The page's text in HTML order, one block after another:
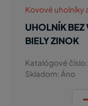
Kovové uholníky
UHOLNÍK
BIELY ZINOK
Katalógové číslo:
Skladom: Áno